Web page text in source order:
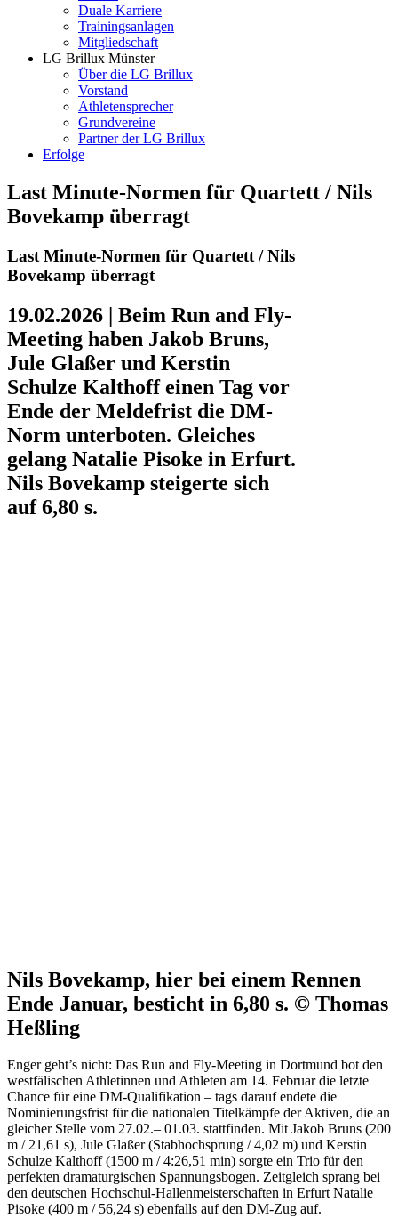
Duale Karriere
Trainingsanlagen
Mitgliedschaft
LG Brillux Münster
Über die LG Brillux
Vorstand
Athletensprecher
Grundvereine
Partner der LG Brillux
Erfolge
Last Minute-Normen für Quartett / Nils
Bovekamp überragt
Last Minute-Normen für Quartett / Nils
Bovekamp überragt
19.02.2026 | Beim Run and Fly-
Meeting haben Jakob Bruns,
Jule Glaßer und Kerstin
Schulze Kalthoff einen Tag vor
Ende der Meldefrist die DM-
Norm unterboten. Gleiches
gelang Natalie Pisoke in Erfurt.
Nils Bovekamp steigerte sich
auf 6,80 s.
Nils Bovekamp, hier bei einem Rennen
Ende Januar, besticht in 6,80 s. © Thomas
Heßling
Enger geht’s nicht: Das Run and Fly-Meeting in Dortmund bot den
westfälischen Athletinnen und Athleten am 14. Februar die letzte
Chance für eine DM-Qualifikation – tags darauf endete die
Nominierungsfrist für die nationalen Titelkämpfe der Aktiven, die an
gleicher Stelle vom 27.02.– 01.03. stattfinden. Mit Jakob Bruns (200
m / 21,61 s), Jule Glaßer (Stabhochsprung / 4,02 m) und Kerstin
Schulze Kalthoff (1500 m / 4:26,51 min) sorgte ein Trio für den
perfekten dramaturgischen Spannungsbogen. Zeitgleich sprang bei
den deutschen Hochschul-Hallenmeisterschaften in Erfurt Natalie
Pisoke (400 m / 56,24 s) ebenfalls auf den DM-Zug auf.